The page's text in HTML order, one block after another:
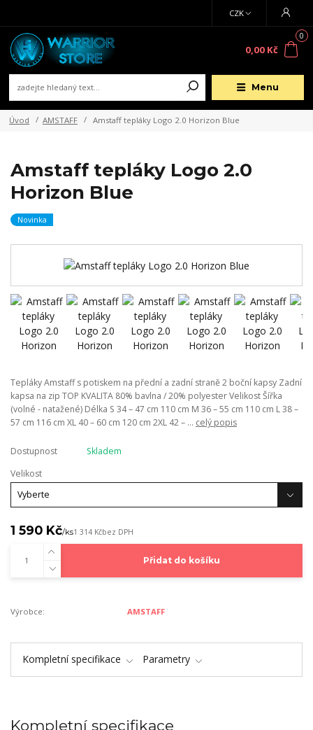
Menu
CZK
0
0,00 Kč
Úvod AMSTAFF Amstaff tepláky Logo 2.0 Horizon Blue
Amstaff tepláky Logo 2.0
Horizon Blue
Novinka
Tepláky Amstaff s potiskem na přední a zadní straně 2 boční kapsy Zadní
kapsa na zip TOP KVALITA 80% bavlna / 20% polyester Velikost Šířka
(volné - natažené) Délka S 34 – 47 cm 110 cm M 36 – 55 cm 110 cm L 38 –
57 cm 116 cm XL 40 – 60 cm 120 cm 2XL 42 – ... celý popis
Dostupnost
Skladem
Velikost
1 590 Kč/ks1 314 Kčbez DPH
Přidat do košíku
Výrobce: AMSTAFF
Kompletní specifikace Parametry
Kompletní specifikace